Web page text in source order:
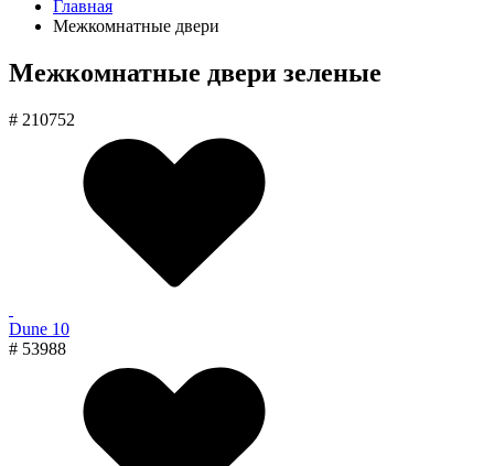
Главная
Межкомнатные двери
Межкомнатные двери зеленые
# 210752
Dune 10
# 53988